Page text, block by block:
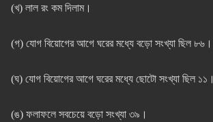
(খ) লাল রং কম দিলাম।
(গ) যোগ বিয়োগের আগে ঘরের মধ্যে বড়ো সংখ্যা ছিল ৮৬।
(ঘ) যোগ বিয়োগের আগে ঘরের মধ্যে ছোটো সংখ্যা ছিল ১১।
(ঙ) ফলাফলে সবচেয়ে বড়ো সংখ্যা ৩৯।